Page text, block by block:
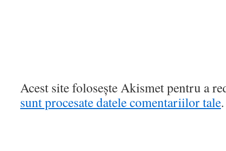
Acest site folosește Akismet pentru a
sunt procesate datele comentariilor tale.